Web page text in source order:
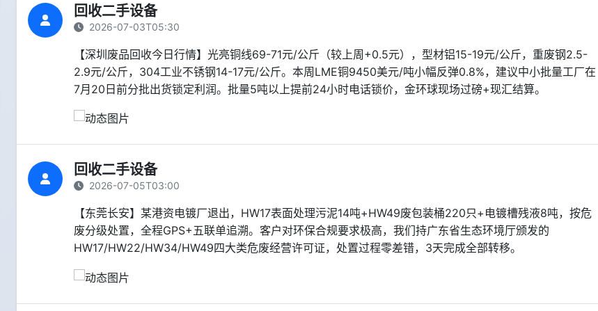
回收二手设备
2026-07-03T05:30
【深圳废品回收今日行情】光亮铜线69-71元/公斤（较上周+0.5元），型材铝15-19元/公斤，重废钢2.5-
2.9元/公斤，304工业不锈钢14-17元/公斤。本周LME铜9450美元/吨小幅反弹0.8%，建议中小批量工厂在
7月20日前分批出货锁定利润。批量5吨以上提前24小时电话锁价，金环球现场过磅+现汇结算。
回收二手设备
2026-07-05T03:00
【东莞长安】某港资电镀厂退出，HW17表面处理污泥14吨+HW49废包装桶220只+电镀槽残液8吨，按危
废分级处置，全程GPS+五联单追溯。客户对环保合规要求极高，我们持广东省生态环境厅颁发的
HW17/HW22/HW34/HW49四大类危废经营许可证，处置过程零差错，3天完成全部转移。